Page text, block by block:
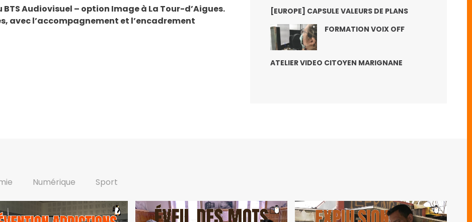
Audiovisuel – option Image à La Tour-d’Aigues.
avec l’accompagnement et l’encadrement
[EUROPE] CAPSULE VALEURS DE PLANS
FORMATION VOIX OFF
ATELIER VIDEO CITOYEN MARIGNANE
Numérique Sport